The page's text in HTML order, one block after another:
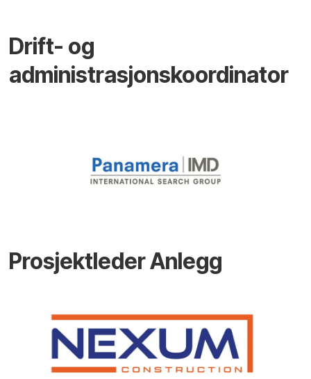
Drift- og
administrasjonskoordinator
Prosjektleder Anlegg